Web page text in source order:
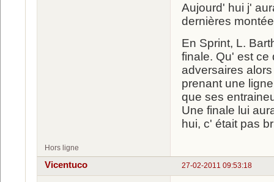
Aujourd' hui j'
dernières
En Sprint, L.
finale. Qu' est ce
adversaires
prenant une
que ses
Une finale lui
hui, c' était pas
Hors ligne
27-02-2011 09:53:18
Vicentuco